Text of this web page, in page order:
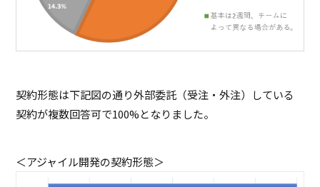
契約形態は下記図の通り外部委託（受注・外注）している
契約が複数回答可で100%となりました。
＜アジャイル開発の契約形態＞